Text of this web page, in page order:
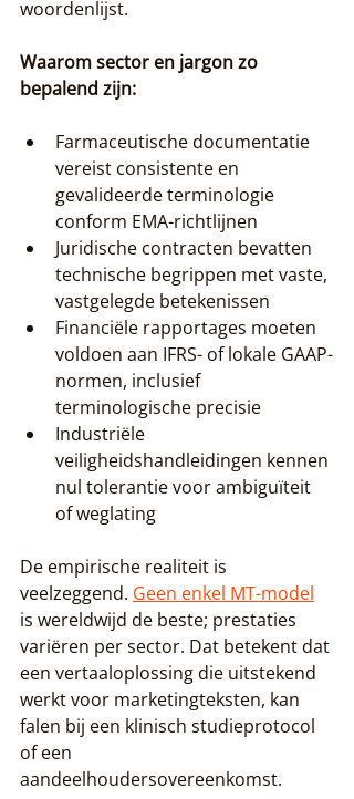
woordenlijst.
Waarom sector en jargon zo
bepalend zijn:
Farmaceutische documentatie
vereist consistente en
gevalideerde terminologie
conform EMA-richtlijnen
Juridische contracten bevatten
technische begrippen met vaste,
vastgelegde betekenissen
Financiële rapportages moeten
voldoen aan IFRS- of lokale GAAP-
normen, inclusief
terminologische precisie
Industriële
veiligheidshandleidingen kennen
nul tolerantie voor ambiguïteit
of weglating
De empirische realiteit is
veelzeggend. Geen enkel MT-model
is wereldwijd de beste; prestaties
variëren per sector. Dat betekent dat
een vertaaloplossing die uitstekend
werkt voor marketingteksten, kan
falen bij een klinisch studieprotocol
of een
aandeelhoudersovereenkomst.